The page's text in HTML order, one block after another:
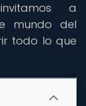
a
mundo del
todo lo que